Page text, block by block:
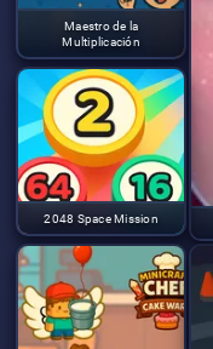
Maestro de la
Multiplicación
2048 Space Mission